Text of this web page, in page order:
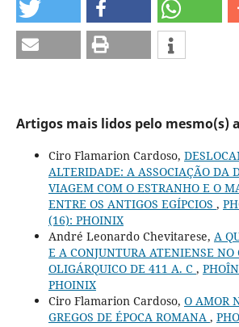
Artigos mais lidos pelo mesmo(s)
Ciro Flamarion Cardoso,
ALTERIDADE: A ASSOCIAÇÃO DA
VIAGEM COM O ESTRANHO E O
ENTRE OS ANTIGOS EGÍPCIOS ,
(16): PHOINIX
André Leonardo Chevitarese, A
E A CONJUNTURA ATENIENSE NO
OLIGÁRQUICO DE 411 A. C ,
PHOINIX
Ciro Flamarion Cardoso, O AMOR
GREGOS DE ÉPOCA ROMANA ,